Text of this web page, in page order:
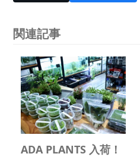
関連記事
ADA PLANTS 入荷！